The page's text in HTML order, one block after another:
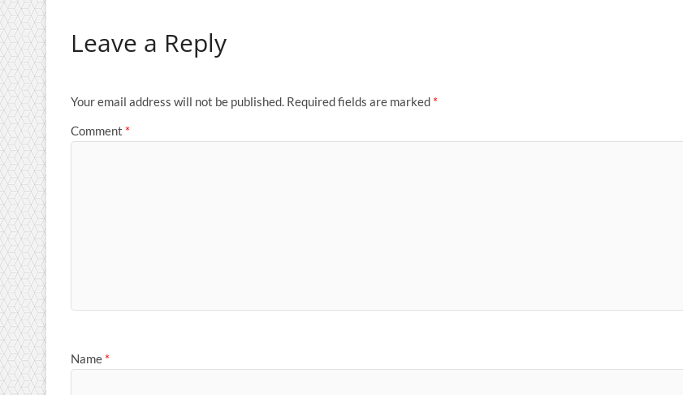
Leave a Reply
Your email address will not be published. Required fields are marked *
Comment *
Name *